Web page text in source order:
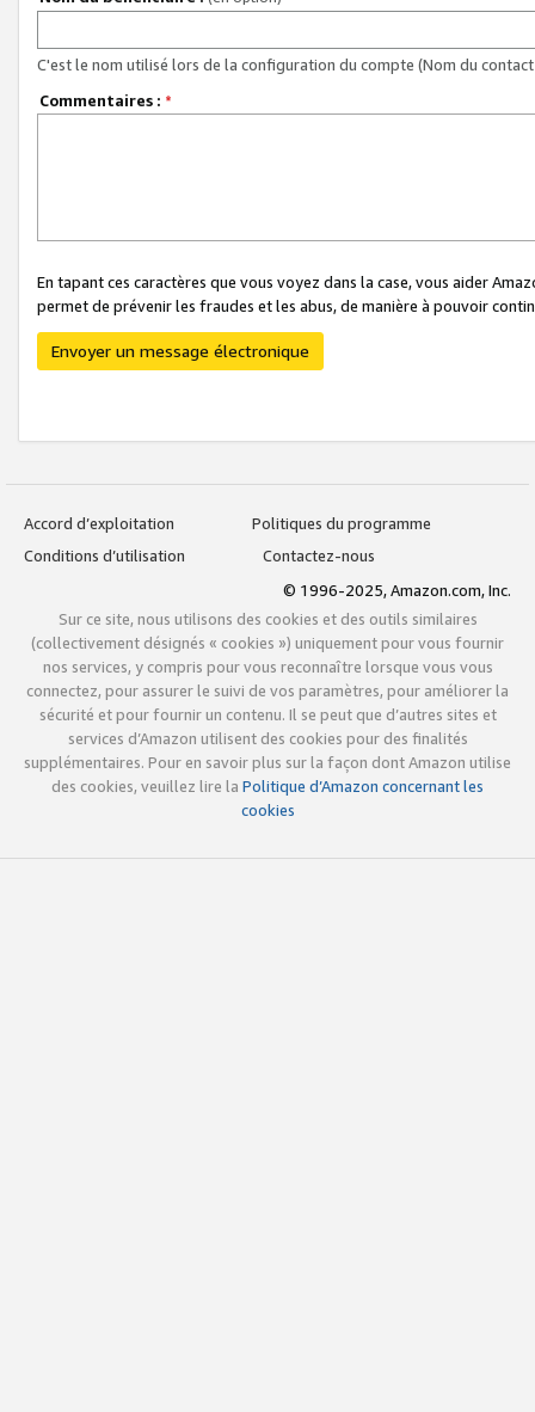
C'est le nom utilisé lors de la configuration du compte (Nom du
Commentaires : *
En tapant ces caractères que vous voyez dans la case, vous aider
permet de prévenir les fraudes et les abus, de manière à pouvoir
Envoyer un message électronique
Accord d’exploitation
Politiques du programme
Conditions d’utilisation
Contactez-nous
© 1996-2025, Amazon.com, Inc.
Sur ce site, nous utilisons des cookies et des outils similaires
(collectivement désignés « cookies ») uniquement pour vous fournir
nos services, y compris pour vous reconnaître lorsque vous vous
connectez, pour assurer le suivi de vos paramètres, pour améliorer la
sécurité et pour fournir un contenu. Il se peut que d’autres sites et
services d’Amazon utilisent des cookies pour des finalités
supplémentaires. Pour en savoir plus sur la façon dont Amazon utilise
des cookies, veuillez lire la Politique d’Amazon concernant les
cookies